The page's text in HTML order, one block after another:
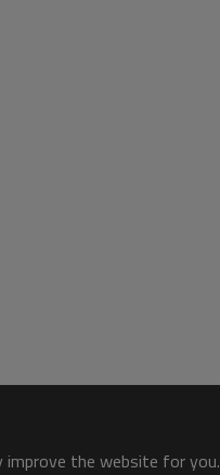
improve the website for you.